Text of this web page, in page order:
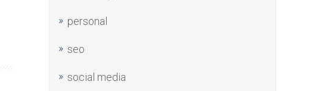
personal
seo
social media